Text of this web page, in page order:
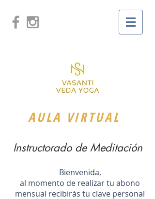
AULA VIRTUAL
Instructorado de Meditación
Bienvenida,
al momento de realizar tu abono
mensual recibirás tu clave personal